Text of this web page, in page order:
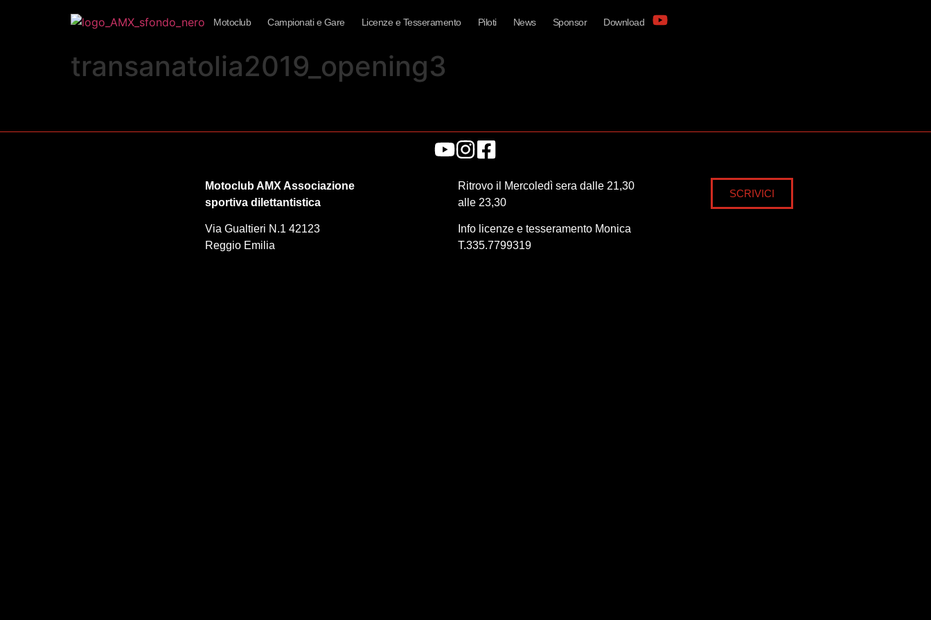
Motoclub Campionati e Gare Licenze e Tesseramento Piloti News Sponsor Download
transanatolia2019_opening3
Motoclub AMX Associazione
sportiva dilettantistica
Via Gualtieri N.1 42123
Reggio Emilia
Ritrovo il Mercoledì sera dalle 21,30
alle 23,30
Info licenze e tesseramento Monica
T.335.7799319
SCRIVICI